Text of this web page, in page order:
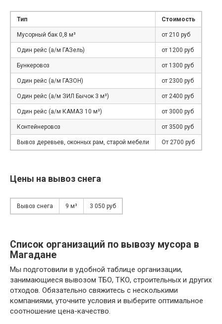
Тип Стоимость
Мусорный бак 0,8 м³ от 210 руб
Один рейс (а/м ГАЗель) от 1200 руб
Бункеровоз от 1300 руб
Один рейс (а/м ГАЗОН) от 2300 руб
Один рейс (а/м ЗИЛ Бычок 3 м³) от 2400 руб
Один рейс (а/м КАМАЗ 10 м³) от 3000 руб
Контейнеровоз от 3500 руб
Вывоз деревьев, оконных рам, старой мебели От 2700 руб
Цены на вывоз снега
Вывоз снега 9 м³ 3 050 руб
Список организаций по вывозу мусора в
Магадане
Мы подготовили в удобной таблице организации,
занимающиеся вывозом ТБО, ТКО, строительных и других
отходов. Обязательно свяжитесь с несколькими
компаниями, уточните условия и выберите оптимальное
соотношение цена-качество.